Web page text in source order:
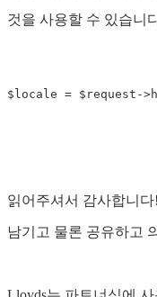
것을 사용할 수 있습니
$locale = $request ->
읽어주셔서 감사합니
남기고 물론 공유하고